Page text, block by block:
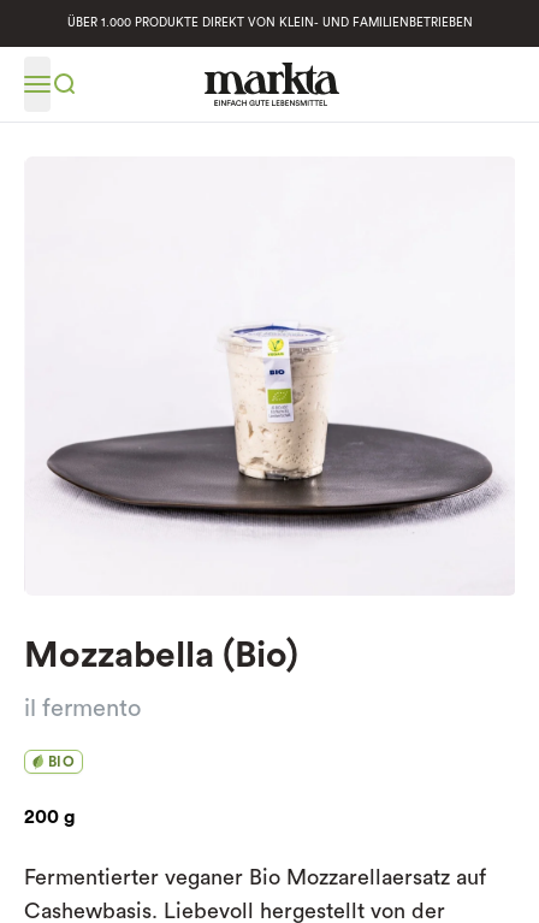
ÜBER 1.000 PRODUKTE DIREKT VON KLEIN- UND FAMILIENBETRIEBEN
Mozzabella (Bio)
il fermento
BIO
200 g
Fermentierter veganer Bio Mozzarellaersatz auf
Cashewbasis. Liebevoll hergestellt von der